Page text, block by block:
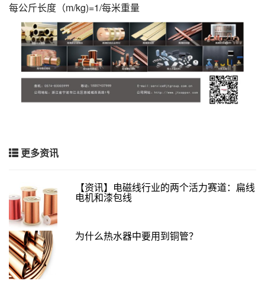
每公斤长度（m/kg)=1/每米重量
更多资讯
【资讯】电磁线行业的两个活力赛道：扁线
电机和漆包线
为什么热水器中要用到铜管？